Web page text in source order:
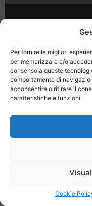
Per fornire le migliori
per memorizzare e/o
consenso a queste
comportamento di
acconsentire o ritirare il
caratteristiche e funzioni.
Cookie
Last Minute